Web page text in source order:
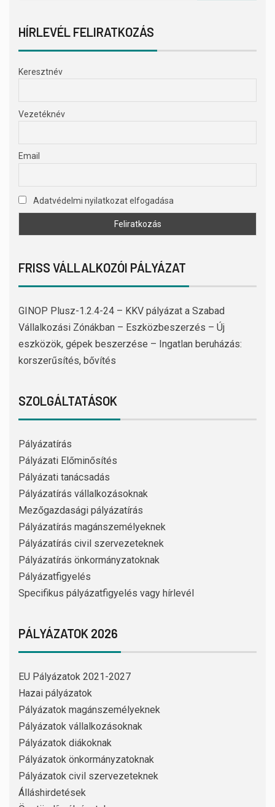
HÍRLEVÉL FELIRATKOZÁS
Keresztnév
Vezetéknév
Email
Adatvédelmi nyilatkozat elfogadása
FRISS VÁLLALKOZÓI PÁLYÁZAT
GINOP Plusz-1.2.4-24 – KKV pályázat a Szabad
Vállalkozási Zónákban – Eszközbeszerzés – Új
eszközök, gépek beszerzése – Ingatlan beruházás:
korszerűsítés, bővítés
SZOLGÁLTATÁSOK
Pályázatírás
Pályázati Előminősítés
Pályázati tanácsadás
Pályázatírás vállalkozásoknak
Mezőgazdasági pályázatírás
Pályázatírás magánszemélyeknek
Pályázatírás civil szervezeteknek
Pályázatírás önkormányzatoknak
Pályázatfigyelés
Specifikus pályázatfigyelés vagy hírlevél
PÁLYÁZATOK 2026
EU Pályázatok 2021-2027
Hazai pályázatok
Pályázatok magánszemélyeknek
Pályázatok vállalkozásoknak
Pályázatok diákoknak
Pályázatok önkormányzatoknak
Pályázatok civil szervezeteknek
Álláshirdetések